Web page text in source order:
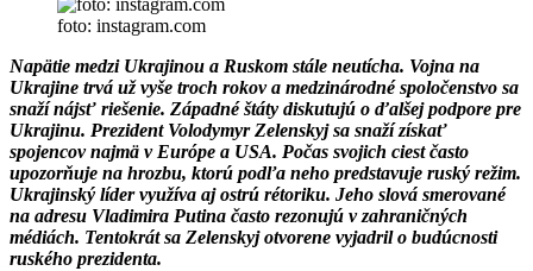
foto: instagram.com
Napätie medzi Ukrajinou a Ruskom stále neutícha. Vojna na
Ukrajine trvá už vyše troch rokov a medzinárodné spoločenstvo sa
snaží nájsť riešenie. Západné štáty diskutujú o ďalšej podpore pre
Ukrajinu. Prezident Volodymyr Zelenskyj sa snaží získať
spojencov najmä v Európe a USA. Počas svojich ciest často
upozorňuje na hrozbu, ktorú podľa neho predstavuje ruský režim.
Ukrajinský líder využíva aj ostrú rétoriku. Jeho slová smerované
na adresu Vladimira Putina často rezonujú v zahraničných
médiách. Tentokrát sa Zelenskyj otvorene vyjadril o budúcnosti
ruského prezidenta.